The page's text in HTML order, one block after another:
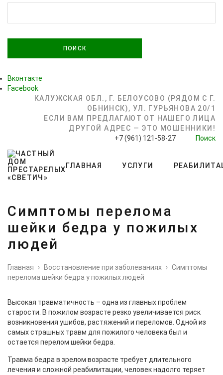
Вконтакте
Facebook
КАЛУЖСКАЯ ОБЛ., Г. БЕЛОУСОВО (РЯДОМ С Г.
ОБНИНСК), УЛ. ГУРЬЯНОВА 20/1
ЕСЛИ ВАМ ПРЕДЛАГАЮТ ОТ НАШЕГО ЛИЦА
ДРУГОЙ АДРЕС — ЭТО МОШЕННИКИ!
+7 (961) 121-58-27
Поиск
ГЛАВНАЯ УСЛУГИ
Симптомы перелома
шейки бедра у пожилых
людей
Главная › Восстановление при заболеваниях › Симптомы
перелома шейки бедра у пожилых людей
Высокая травматичность – одна из главных проблем
старости. В пожилом возрасте резко увеличивается риск
возникновения ушибов, растяжений и переломов. Одной из
самых страшных травм для пожилого человека был и
остается перелом шейки бедра.
Травма бедра в зрелом возрасте требует длительного
лечения и сложной реабилитации, человек надолго теряет